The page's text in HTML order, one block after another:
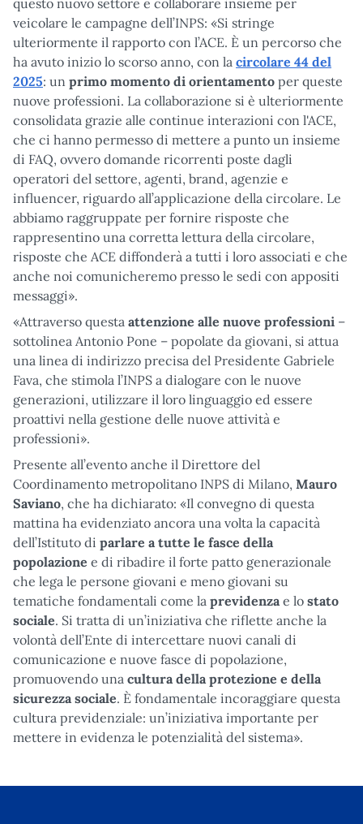
veicolare le campagne dell’INPS: «Si stringe
ulteriormente il rapporto con l’ACE. È un percorso che
ha avuto inizio lo scorso anno, con la circolare 44 del
2025: un primo momento di orientamento per queste
nuove professioni. La collaborazione si è ulteriormente
consolidata grazie alle continue interazioni con l'ACE,
che ci hanno permesso di mettere a punto un insieme
di FAQ, ovvero domande ricorrenti poste dagli
operatori del settore, agenti, brand, agenzie e
influencer, riguardo all’applicazione della circolare. Le
abbiamo raggruppate per fornire risposte che
rappresentino una corretta lettura della circolare,
risposte che ACE diffonderà a tutti i loro associati e che
anche noi comunicheremo presso le sedi con appositi
messaggi».
«Attraverso questa attenzione alle nuove professioni –
sottolinea Antonio Pone – popolate da giovani, si attua
una linea di indirizzo precisa del Presidente Gabriele
Fava, che stimola l’INPS a dialogare con le nuove
generazioni, utilizzare il loro linguaggio ed essere
proattivi nella gestione delle nuove attività e
professioni».
Presente all’evento anche il Direttore del
Coordinamento metropolitano INPS di Milano, Mauro
Saviano, che ha dichiarato: «Il convegno di questa
mattina ha evidenziato ancora una volta la capacità
dell’Istituto di parlare a tutte le fasce della
popolazione e di ribadire il forte patto generazionale
che lega le persone giovani e meno giovani su
tematiche fondamentali come la previdenza e lo stato
sociale. Si tratta di un’iniziativa che riflette anche la
volontà dell’Ente di intercettare nuovi canali di
comunicazione e nuove fasce di popolazione,
promuovendo una cultura della protezione e della
sicurezza sociale. È fondamentale incoraggiare questa
cultura previdenziale: un’iniziativa importante per
mettere in evidenza le potenzialità del sistema».